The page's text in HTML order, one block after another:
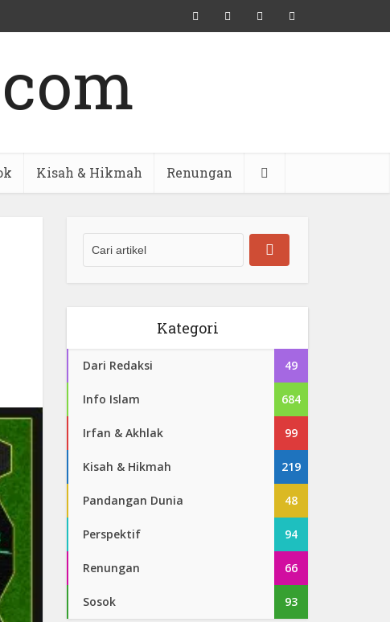
Kisah & Hikmah Renungan
Kategori
Dari Redaksi 49
Info Islam 684
Irfan & Akhlak 99
Kisah & Hikmah 219
Pandangan Dunia 48
Perspektif 94
Renungan 66
Sosok 93